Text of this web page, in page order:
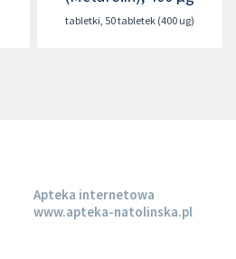
tabletki, 50 tabletek (400 ug)
Apteka internetowa
www.apteka-natolinska.pl